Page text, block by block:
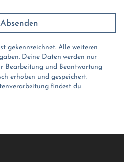
Absenden
gekennzeichnet. Alle weiteren
Deine Daten werden nur
Bearbeitung und Beantwortung
erhoben und gespeichert.
findest du